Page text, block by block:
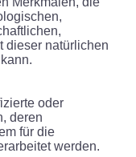
dieser natürlichen
oder
deren
für die
werden.